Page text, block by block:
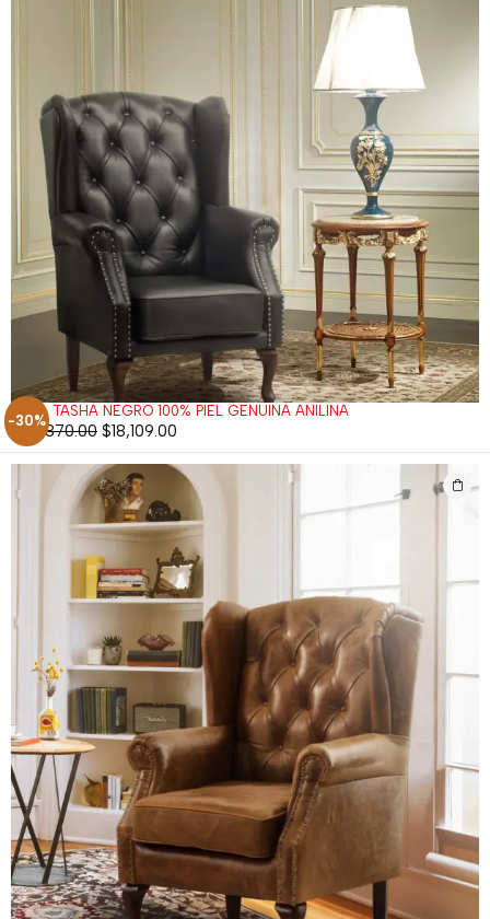
-30%
SILLA TASHA NEGRO 100% PIEL GENUINA ANILINA
$25,870.00 $18,109.00